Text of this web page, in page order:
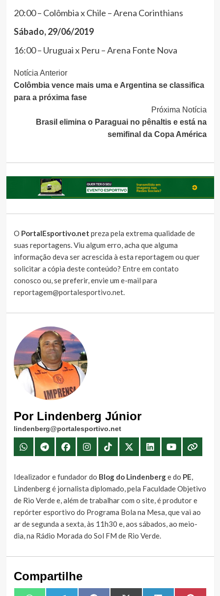
20:00 – Colômbia x Chile – Arena Corinthians
Sábado, 29/06/2019
16:00 – Uruguai x Peru – Arena Fonte Nova
Continue
Lendo
Notícia Anterior
Colômbia vence mais uma e Argentina se classifica
para a próxima fase
Próxima Notícia
Brasil elimina o Paraguai no pênaltis e está na
semifinal da Copa América
O PortalEsportivo.net preza pela extrema qualidade de
suas reportagens. Viu algum erro, acha que alguma
informação deva ser acrescida à esta reportagem ou quer
solicitar a cópia deste conteúdo? Entre em contato
conosco ou, se preferir, envie um e-mail para
reportagem@portalesportivo.net.
Por Lindenberg Júnior
lindenberg@portalesportivo.net
Idealizador e fundador do Blog do Lindenberge do PE,
Lindenberg é jornalista diplomado, pela Faculdade Objetivo
de Rio Verde e, além de trabalhar com o site, é produtor e
repórter esportivo do Programa Bola na Mesa, que vai ao
ar de segunda a sexta, às 11h30 e, aos sábados, ao meio-
dia, na Rádio Morada do Sol FM de Rio Verde.
Compartilhe